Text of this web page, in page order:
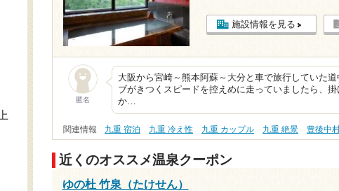
施設情報を見る
匿名
大阪から宮崎～熊本阿蘇～大分と車で旅行していた
ブがきつくスピードを控えめに走っていましたら、
か…
関連情報 九重 宿泊 九重 冷え性 九重 カップル 九重 絶景 豊後中
近くのオススメ温泉クーポン
ゆの杜 竹泉（たけせん）